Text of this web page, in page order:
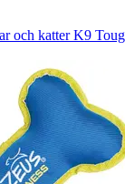
och katter K9